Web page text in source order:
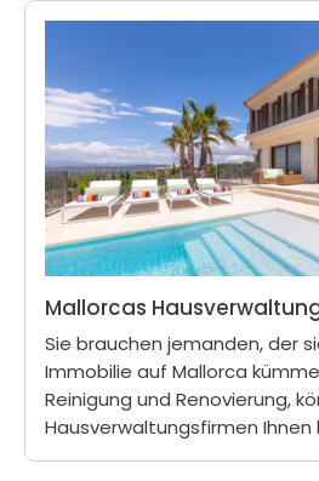
Mallorcas
Sie brauchen jemanden, der
Immobilie auf Mallorca
Reinigung und Renovierung,
Hausverwaltungsfirmen Ihnen